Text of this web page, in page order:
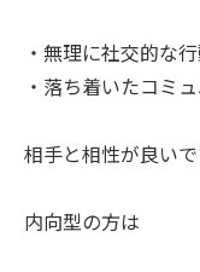
・無理に社交的な
・落ち着いたコミ
相手と相性が良いで
内向型の方は